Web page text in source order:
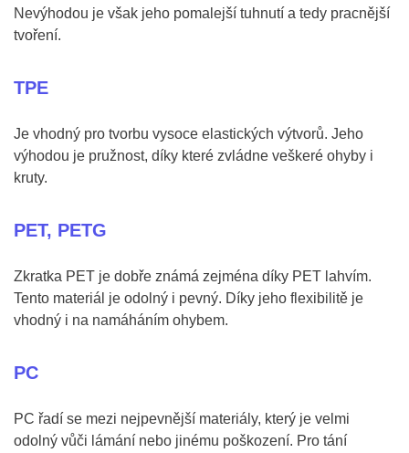
Nevýhodou je však jeho pomalejší tuhnutí a tedy pracnější
tvoření.
TPE
Je vhodný pro tvorbu vysoce elastických výtvorů. Jeho
výhodou je pružnost, díky které zvládne veškeré ohyby i
kruty.
PET, PETG
Zkratka PET je dobře známá zejména díky PET lahvím.
Tento materiál je odolný i pevný. Díky jeho flexibilitě je
vhodný i na namáháním ohybem.
PC
PC řadí se mezi nejpevnější materiály, který je velmi
odolný vůči lámání nebo jinému poškození. Pro tání